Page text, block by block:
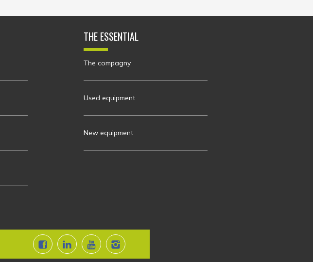
THE ESSENTIAL
The compagny
Used equipment
New equipment